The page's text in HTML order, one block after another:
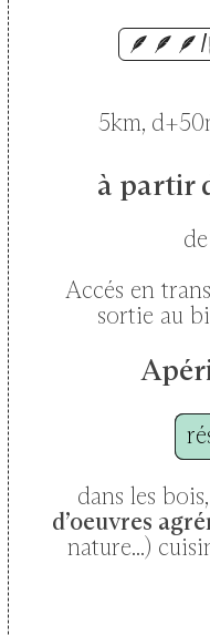
🪶🪶🪶/
5km,
à partir
Accés en
sortie au
dans les bois,
d’oeuvres
nature...)